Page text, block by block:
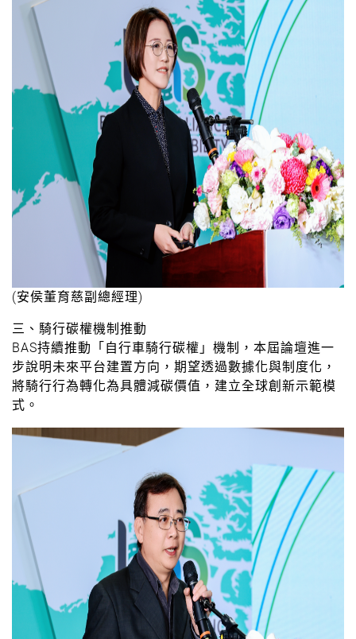
(安侯董育慈副總經理)
三、騎行碳權機制推動
BAS持續推動「自行車騎行碳權」機制，本屆論壇進一
步說明未來平台建置方向，期望透過數據化與制度化，
將騎行行為轉化為具體減碳價值，建立全球創新示範模
式。